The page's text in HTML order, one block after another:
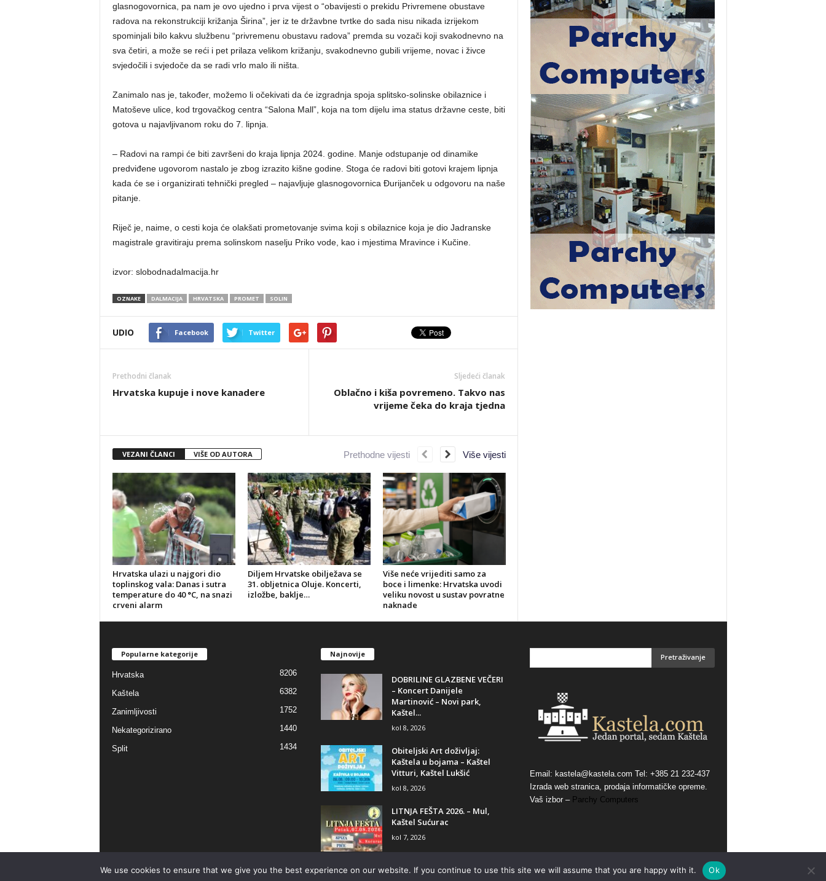
glasnogovornica, pa nam je ovo ujedno i prva vijest o “obavijesti o prekidu Privremene obustave
radova na rekonstrukciji križanja Širina”, jer iz te državbne tvrtke do sada nisu nikada izrijekom
spominjali bilo kakvu službenu “privremenu obustavu radova” premda su vozači koji svakodnevno na
sva četiri, a može se reći i pet prilaza velikom križanju, svakodnevno gubili vrijeme, novac i živce
svjedočili i svjedoče da se radi vrlo malo ili ništa.
Zanimalo nas je, također, možemo li očekivati da će izgradnja spoja splitsko-solinske obilaznice i
Matoševe ulice, kod trgovačkog centra “Salona Mall”, koja na tom dijelu ima status državne ceste, biti
gotova u najavljivanom roku do 7. lipnja.
– Radovi na rampi će biti završeni do kraja lipnja 2024. godine. Manje odstupanje od dinamike
predviđene ugovorom nastalo je zbog izrazito kišne godine. Stoga će radovi biti gotovi krajem lipnja
kada će se i organizirati tehnički pregled – najavljuje glasnogovornica Đurijanček u odgovoru na naše
pitanje.
Riječ je, naime, o cesti koja će olakšati prometovanje svima koji s obilaznice koja je dio Jadranske
magistrale gravitiraju prema solinskom naselju Priko vode, kao i mjestima Mravince i Kučine.
izvor: slobodnadalmacija.hr
OZNAKE DALMACIJA HRVATSKA PROMET SOLIN
UDIO Facebook Twitter
Prethodni članak
Hrvatska kupuje i nove kanadere
Sljedeći članak
Oblačno i kiša povremeno. Takvo nas
vrijeme čeka do kraja tjedna
VEZANI ČLANCI VIŠE OD AUTORA
Hrvatska ulazi u najgori dio
toplinskog vala: Danas i sutra
temperature do 40 °C, na snazi
crveni alarm
Diljem Hrvatske obilježava se
31. obljetnica Oluje. Koncerti,
izložbe, baklje…
Više neće vrijediti samo za
boce i limenke: Hrvatska uvodi
veliku novost u sustav povratne
naknade
Prethodne vijesti Više vijesti
Popularne kategorije
Hrvatska 8206
Kaštela 6382
Zanimljivosti 1752
Nekategorizirano 1440
Split 1434
Najnovije
DOBRILINE GLAZBENE VEČERI
– Koncert Danijele
Martinović – Novi park,
Kaštel...
kol 8, 2026
Obiteljski Art doživljaj:
Kaštela u bojama – Kaštel
Vitturi, Kaštel Lukšić
kol 8, 2026
LITNJA FEŠTA 2026. – Mul,
Kaštel Sućurac
kol 7, 2026
Email: kastela@kastela.com Tel: +385 21 232-437
Izrada web stranica, prodaja informatičke opreme.
Vaš izbor – Parchy Computers
We use cookies to ensure that we give you the best experience on our website. If you continue to use this site we will assume that you are happy with it. Ok